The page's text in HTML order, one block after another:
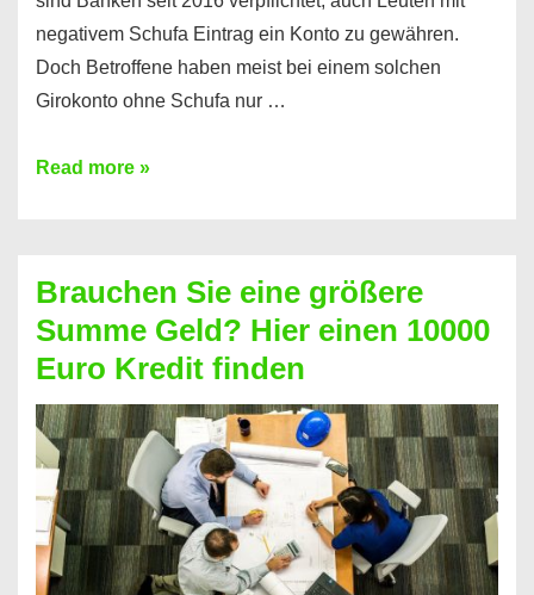
negativem Schufa Eintrag ein Konto zu gewähren.
Doch Betroffene haben meist bei einem solchen
Girokonto ohne Schufa nur …
Günstiges
Geht
das
überhaupt?
Na
klar!
Read more »
Brauchen Sie eine größere
Summe Geld? Hier einen 10000
Euro Kredit finden